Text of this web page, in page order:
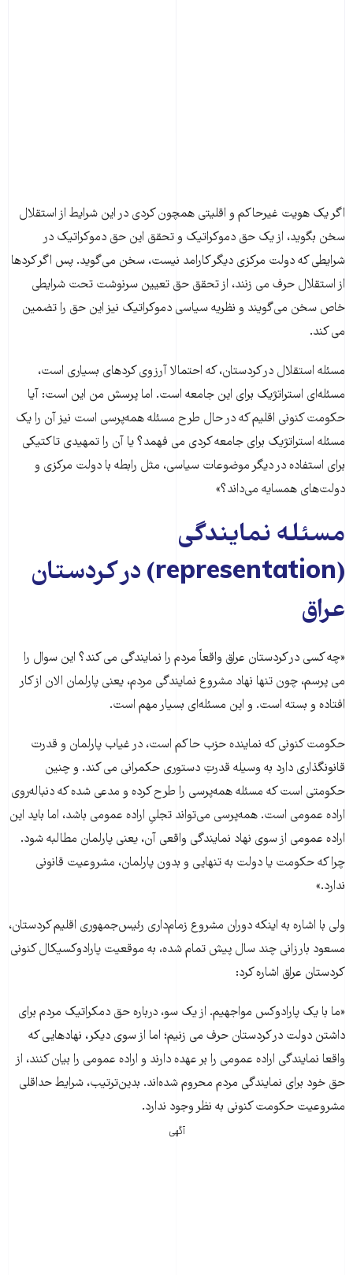
اگر یک هویت غیرحاکم و اقلیتی همچون کردی در این شرایط از استقلال
سخن بگوید، از یک حق دموکراتیک و تحقق این حق دموکراتیک در
شرایطی که دولت مرکزی دیگر کارامد نیست، سخن می‌گوید. پس اگر کردها
از استقلال حرف می زنند، از تحقق حق تعیین سرنوشت تحت شرایطی
خاص سخن می‌گویند و نظریه سیاسی دموکراتیک نیز این حق را تضمین
می کند.
مسئله استقلال در کردستان، که احتمالا آرزوی کردهای بسیاری است،
مسئله‌ای استراتژیک برای این جامعه است. اما پرسش من این است: آیا
حکومت کنونی اقلیم که در حال طرح مسئله همه‌پرسی است نیز آن را یک
مسئله استراتژیک برای جامعه کردی می فهمد؟ یا آن را تمهیدی تاکتیکی
برای استفاده در دیگر موضوعات سیاسی، مثل رابطه با دولت مرکزی و
دولت‌های همسایه می‌داند؟»
مسئله نمایندگی
(representation) در کردستان
عراق
«چه کسی در کردستان عراق واقعاً مردم را نمایندگی می کند؟ این سوال را
می پرسم، چون تنها نهاد مشروع نمایندگی مردم، یعنی پارلمان الان از کار
افتاده و بسته است. و این مسئله‌ای بسیار مهم است.
حکومت کنونی که نماینده حزب حاکم است، در غیاب پارلمان و قدرت
قانونگذاری دارد به وسیله قدرتِ دستوری حکمرانی می کند. و چنین
حکومتی است که مسئله همه‌پرسی را طرح کرده و مدعی شده که دنباله‌روی
اراده عمومی است. همه‌پرسی می‌تواند تجلیِ اراده عمومی باشد، اما باید این
اراده عمومی از سوی نهاد نمایندگی واقعی آن، یعنی پارلمان مطالبه شود.
چرا که حکومت یا دولت به تنهایی و بدون پارلمان، مشروعیت قانونی
ندارد.»
ولی با اشاره به اینکه دوران مشروع زمام‌داری رئیس‌جمهوری اقلیم کردستان،
مسعود بارزانی چند سال پیش تمام شده، به موقعیت پارادوکسیکال کنونی
کردستان عراق اشاره کرد:
«ما با یک پارادوکس مواجهیم. از یک سو، درباره حق دمکراتیک مردم برای
داشتن دولت در کردستان حرف می زنیم؛ اما از سوی دیکر، نهادهایی که
واقعا نمایندگی اراده عمومی را بر عهده دارند و اراده عمومی را بیان کنند، از
حق خود برای نمایندگی مردم محروم شده‌اند. بدین‌ترتیب، شرایط حداقلی
مشروعیت حکومت کنونی به نظر وجود ندارد.
آگهی